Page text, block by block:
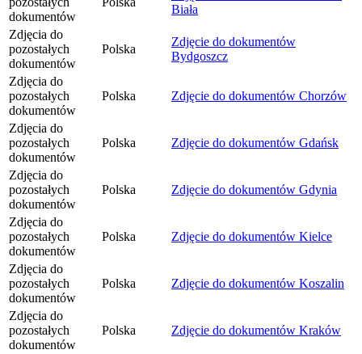
dokumentów
Biała
Zdjęcia do
pozostałych
dokumentów
Polska
Zdjęcie do dokumentów
Bydgoszcz
Zdjęcia do
pozostałych
dokumentów
Polska Zdjęcie do dokumentów Chorzów
Zdjęcia do
pozostałych
dokumentów
Polska Zdjęcie do dokumentów Gdańsk
Zdjęcia do
pozostałych
dokumentów
Polska Zdjęcie do dokumentów Gdynia
Zdjęcia do
pozostałych
dokumentów
Polska Zdjęcie do dokumentów Kielce
Zdjęcia do
pozostałych
dokumentów
Polska Zdjęcie do dokumentów Koszalin
Zdjęcia do
pozostałych
dokumentów
Polska Zdjęcie do dokumentów Kraków